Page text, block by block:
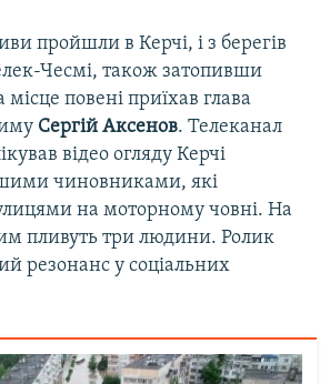
пройшли в Керчі, і з берегів
Чесмі, також затопивши
повені приїхав глава
Сергій Аксенов. Телеканал
відео огляду Керчі
чиновниками, які
на моторному човні. На
пливуть три людини. Ролик
резонанс у соціальних